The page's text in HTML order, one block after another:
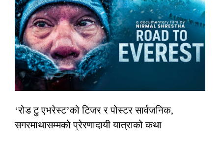
‘रोड टु एभरेस्ट’को टिजर र पोस्टर सार्वजनिक,
सगरमाथासम्मको प्रेरणादायी यात्राको कथा